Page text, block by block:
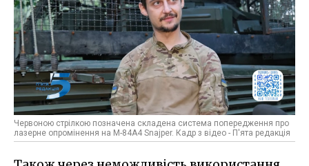
Червоною стрілкою позначена складена система попередження про
лазерне опромінення на M-84A4 Snajper. Кадр з відео - П'ята редакція